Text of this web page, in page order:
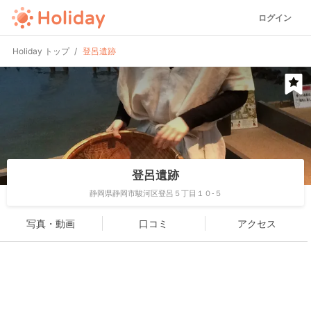
ログイン
Holiday トップ 登呂遺跡
登呂遺跡
静岡県静岡市駿河区登呂５丁目１０-５
写真・動画 口コミ アクセス